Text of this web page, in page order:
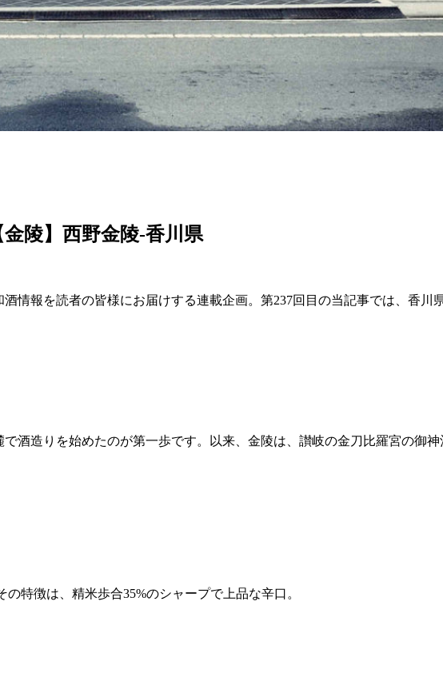
陵】西野金陵‐香川県
情報を読者の皆様にお届けする連載企画。第237回目の当記事では、香川
酒造りを始めたのが第一歩です。以来、金陵は、讃岐の金刀比羅宮の御
特徴は、精米歩合35%のシャープで上品な辛口。